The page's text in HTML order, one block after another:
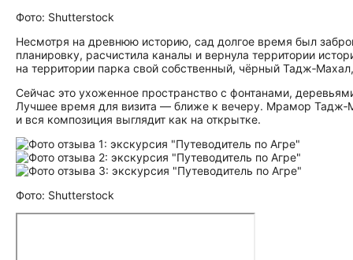
Фото: Shutterstock
Несмотря на древнюю историю, сад долгое время был
планировку, расчистила каналы и вернула территории
на территории парка свой собственный, чёрный
Сейчас это ухоженное пространство с фонтанами,
Лучшее время для визита — ближе к вечеру. Мрамор
и вся композиция выглядит как на открытке.
Фото: Shutterstock